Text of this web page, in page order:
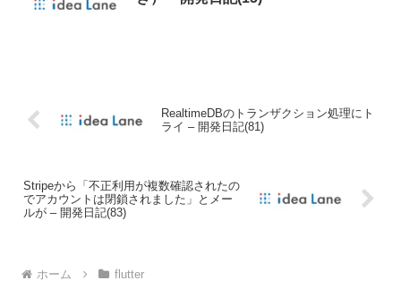
RealtimeDBのトランザクション処理にト
ライ – 開発日記(81)
Stripeから「不正利用が複数確認されたの
でアカウントは閉鎖されました」とメー
ルが – 開発日記(83)
ホーム flutter